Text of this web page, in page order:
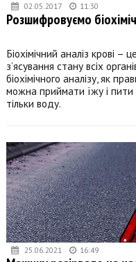
02.05.2017 11:30
Розшифровуємо
Біохімічний аналіз крові
з’ясування стану всіх
біохімічного аналізу, як
можна приймати їжу і
тільки воду.
25.06.2021 16:49